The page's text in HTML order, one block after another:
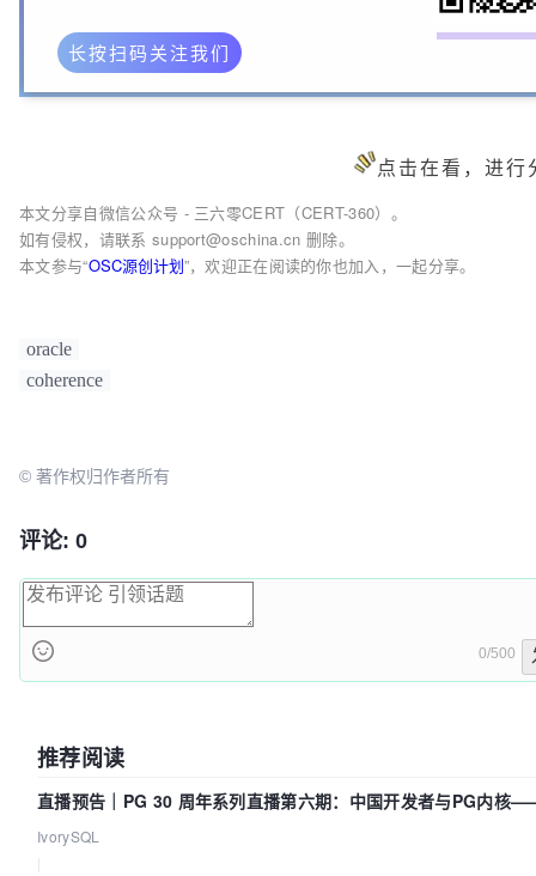
长按扫码关注我们
点击在看，进行
本文分享自微信公众号 - 三六零CERT（CERT-360）。
如有侵权，请联系 support@oschina.cn 删除。
本文参与“OSC源创计划”，欢迎正在阅读的你也加入，一起分享。
oracle
coherence
© 著作权归作者所有
评论: 0
0/500
推荐阅读
直播预告｜PG 30 周年系列直播第六期：中国开发者与PG内核
们改得动吗？我们贡献了什么？
IvorySQL